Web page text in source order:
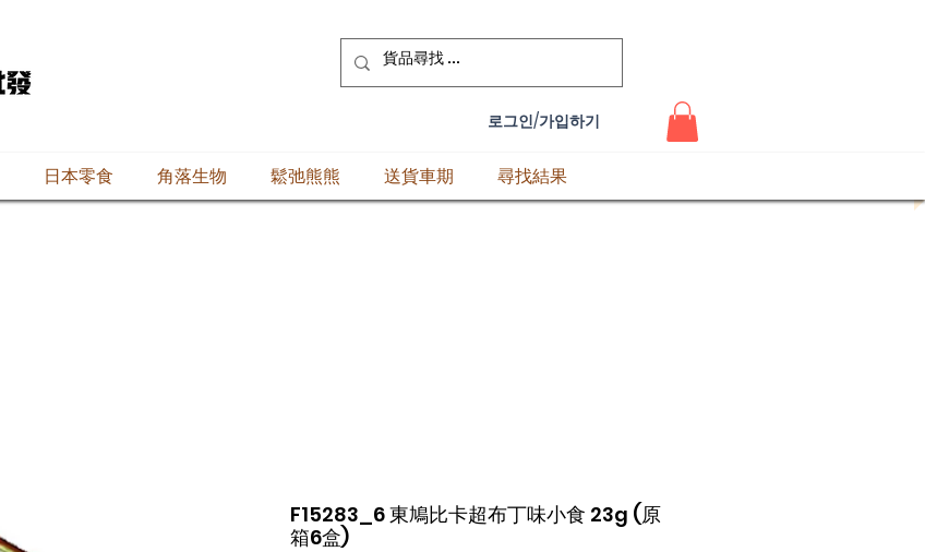
로그인/가입하기
日本零食 角落生物 鬆弛熊熊 送貨車期 尋找結果
F15283_6 東鳩比卡超布丁味小食 23g (原
箱6盒)